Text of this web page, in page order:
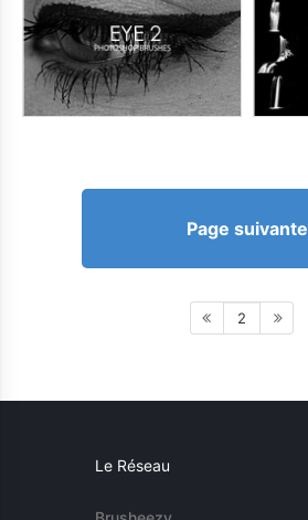
Page suivante
2
Le Réseau